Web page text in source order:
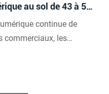
au sol de 43 à 55
pour les écrans
continue de
commerciaux, les
plus efficaces de
fournir des